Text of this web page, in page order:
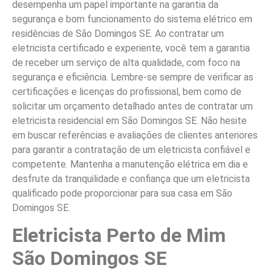
desempenha um papel importante na garantia da
segurança e bom funcionamento do sistema elétrico em
residências de São Domingos SE. Ao contratar um
eletricista certificado e experiente, você tem a garantia
de receber um serviço de alta qualidade, com foco na
segurança e eficiência. Lembre-se sempre de verificar as
certificações e licenças do profissional, bem como de
solicitar um orçamento detalhado antes de contratar um
eletricista residencial em São Domingos SE. Não hesite
em buscar referências e avaliações de clientes anteriores
para garantir a contratação de um eletricista confiável e
competente. Mantenha a manutenção elétrica em dia e
desfrute da tranquilidade e confiança que um eletricista
qualificado pode proporcionar para sua casa em São
Domingos SE.
Eletricista Perto de Mim
São Domingos SE